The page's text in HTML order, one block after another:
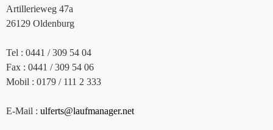
Artillerieweg 47a
26129 Oldenburg
Tel : 0441 / 309 54 04
Fax : 0441 / 309 54 06
Mobil : 0179 / 111 2 333
E-Mail : ulferts@laufmanager.net